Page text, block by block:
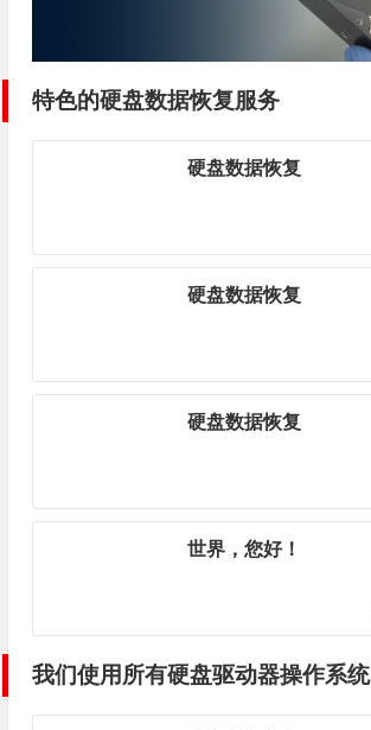
特色的硬盘数据恢复服务
硬盘数据恢复
硬盘数据恢复
硬盘数据恢复
世界，您好！
我们使用所有硬盘驱动器操作系统